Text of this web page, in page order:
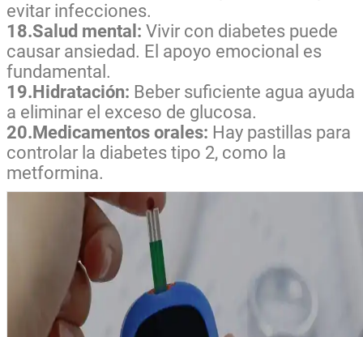
evitar infecciones.
18.Salud mental: Vivir con diabetes puede
causar ansiedad. El apoyo emocional es
fundamental.
19.Hidratación: Beber suficiente agua ayuda
a eliminar el exceso de glucosa.
20.Medicamentos orales: Hay pastillas para
controlar la diabetes tipo 2, como la
metformina.